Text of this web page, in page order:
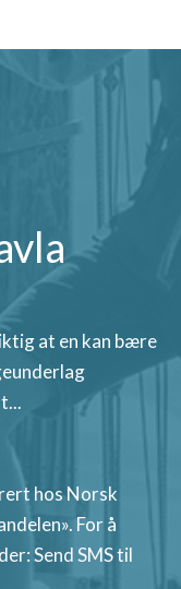
at en kan bære
hos Norsk
For å
Send SMS til